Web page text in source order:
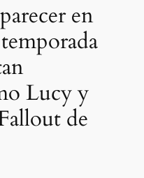
en
Lucy y
de